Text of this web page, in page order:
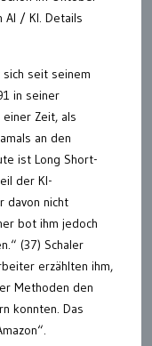
AI / KI. Details
seit seinem
in seiner
Zeit, als
an den
ist Long Short-
der KI-
davon nicht
bot ihm jedoch
(37) Schaler
erzählten ihm,
Methoden den
konnten. Das